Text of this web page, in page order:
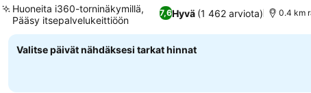
7,6Hyvä (1 462 arviota)
Huoneita i360-torninäkymillä,
Pääsy itsepalvelukeittiöön
0.4 km
Valitse päivät nähdäksesi tarkat hinnat